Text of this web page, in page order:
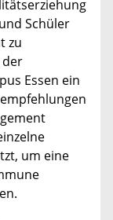
Schüler
zu
der
Essen ein
um eine